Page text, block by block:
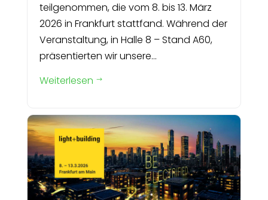
teilgenommen, die vom 8. bis 13. März
2026 in Frankfurt stattfand. Während der
Veranstaltung, in Halle 8 – Stand A60,
präsentierten wir unsere...
Weiterlesen $